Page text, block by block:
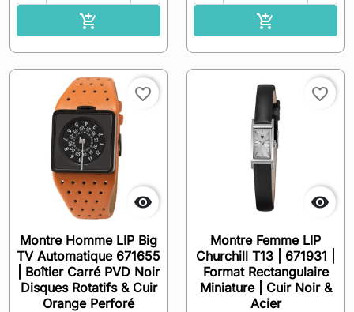
 

favorite_border
Montre Homme LIP Big
TV Automatique 671655
| Boîtier Carré PVD Noir
Disques Rotatifs & Cuir
Orange Perforé

favorite_border
Montre Femme LIP
Churchill T13 | 671931 |
Format Rectangulaire
Miniature | Cuir Noir &
Acier